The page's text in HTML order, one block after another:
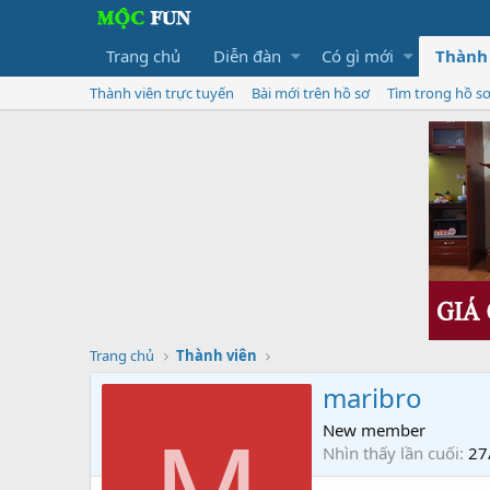
Trang chủ Diễn đàn Có gì mới
Thành viên trực tuyến Bài mới trên hồ sơ Tìm trong hồ
Trang chủ Thành viên
maribro
New member
Nhìn thấy lần cuối